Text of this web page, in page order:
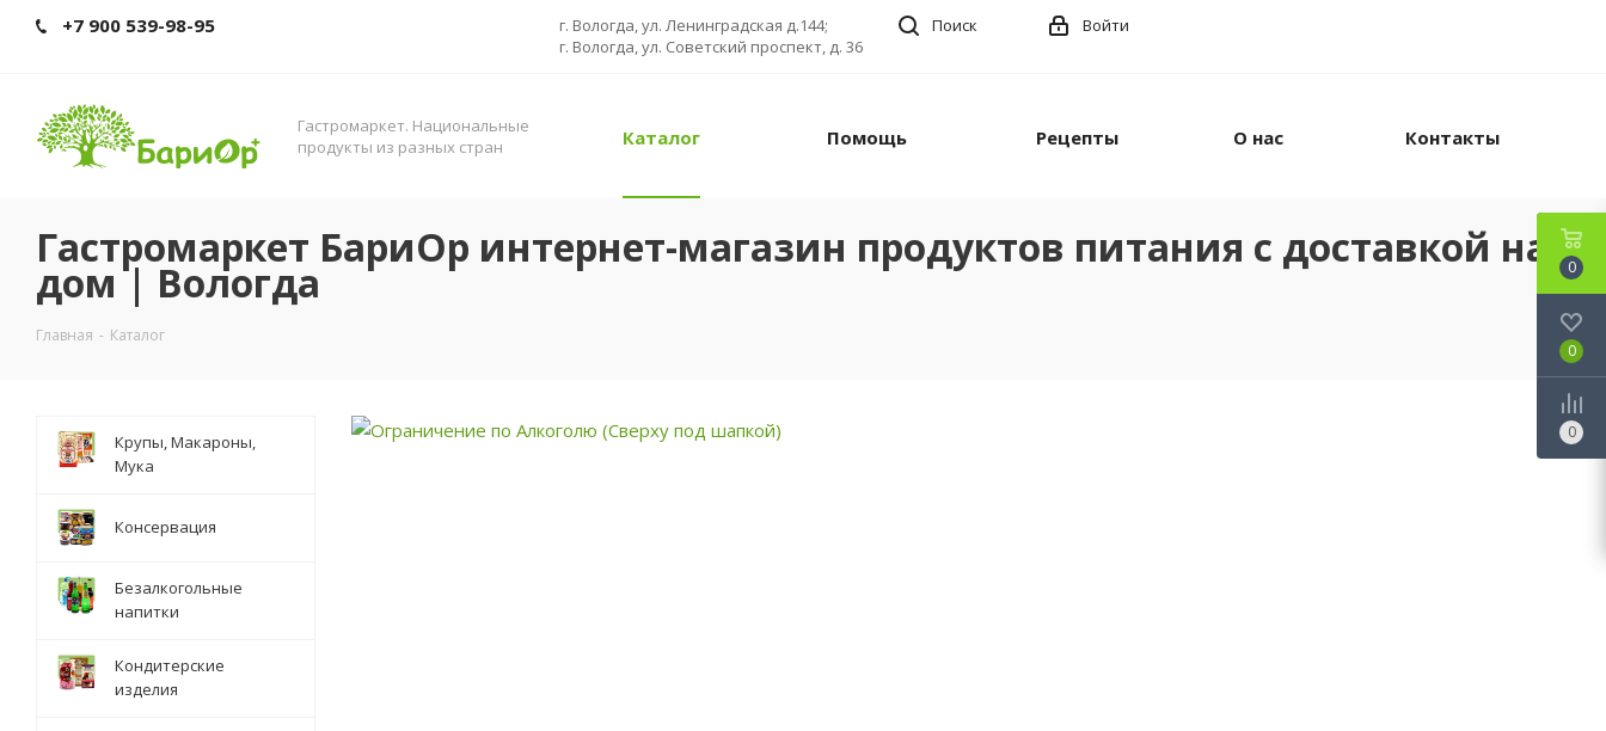
+7 900 539-98-95
г. Вологда, ул. Ленинградская д.144;
г. Вологда, ул. Советский проспект, д. 36
Поиск Войти
Гастромаркет. Нациoнальные
прoдукты из разных стран
Каталог Помощь Рецепты О нас Контакты
Гастромаркет БариОр интернет-магазин продуктов питания с доставкой на
дом | Вологда
Главная - Каталог
Крупы, Макароны,
Мука
Консервация
Безалкогольные
напитки
Кондитерские
изделия
0
0
0